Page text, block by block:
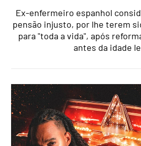
Ex-enfermeiro espanhol
pensão injusto, por lhe terem
para "toda a vida", após
antes da idade